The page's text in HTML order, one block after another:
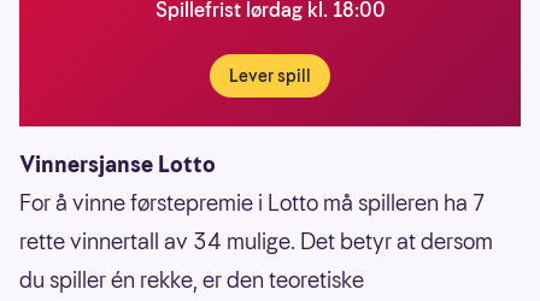
Spillefrist lørdag kl. 18:00
Lever spill
Vinnersjanse Lotto
For å vinne førstepremie i Lotto må spilleren ha 7
rette vinnertall av 34 mulige. Det betyr at dersom
du spiller én rekke, er den teoretiske